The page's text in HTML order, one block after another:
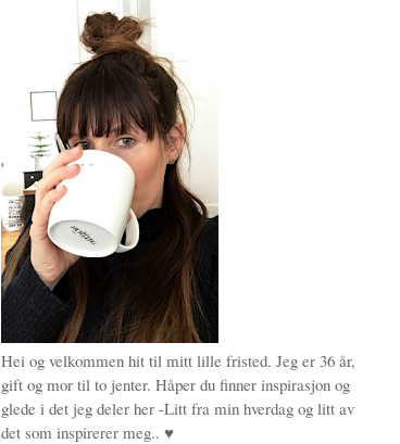
Hei og velkommen hit til mitt lille fristed. Jeg er 36 år,
gift og mor til to jenter. Håper du finner inspirasjon og
glede i det jeg deler her -Litt fra min hverdag og litt av
det som inspirerer meg.. ♥